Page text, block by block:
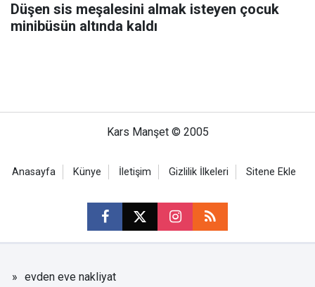
Düşen sis meşalesini almak isteyen çocuk
minibüsün altında kaldı
Kars Manşet © 2005
Anasayfa Künye İletişim Gizlilik İlkeleri Sitene Ekle
evden eve nakliyat